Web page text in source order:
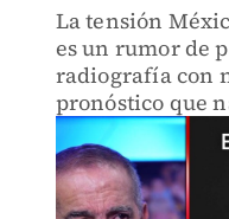
La tensión
es un rumor de
radiografía con
pronóstico que